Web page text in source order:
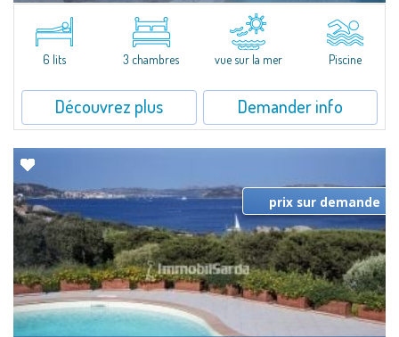
Cottage à louer à Porto Cervo - Sardaigne Gallura Très central et neuf,
unique si vous recherchez la proximité de la Marina et du centre de Porto
Cervo.L'intérieur se compose de deux chambres doubles, une...
6 lits 3 chambres vue sur la mer Piscine
Découvrez plus Demander info
prix sur demande